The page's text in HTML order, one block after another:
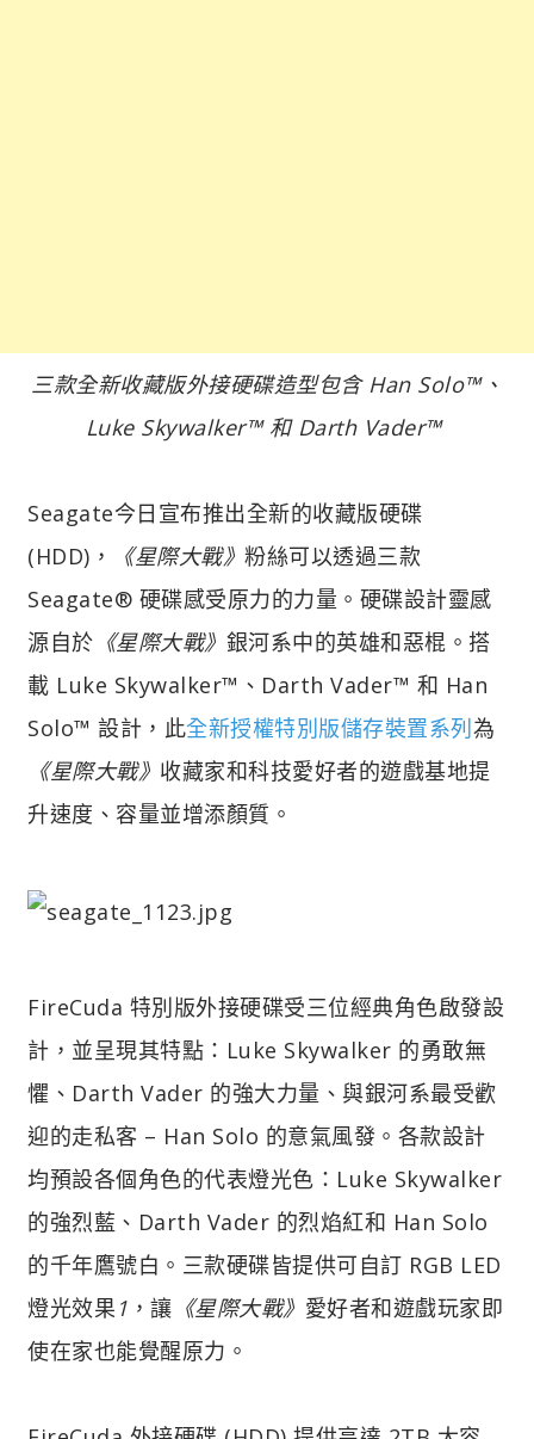
三款全新收藏版外接硬碟造型包含 Han Solo™、
Luke Skywalker™ 和 Darth Vader™
Seagate今日宣布推出全新的收藏版硬碟
(HDD)，
《星際大戰》 粉絲可以透過三款
Seagate® 硬碟感受原力的力量。硬碟設計靈感
源自於 《星際大戰》 銀河系中的英雄和惡棍。搭
載 Luke Skywalker™、Darth Vader™ 和 Han
Solo™ 設計，此全新授權特別版儲存裝置系列為
《星際大戰》 收藏家和科技愛好者的遊戲基地提
升速度、容量並增添顏質。
FireCuda 特別版外接硬碟受三位經典角色啟發設
計，並呈現其特點：Luke Skywalker 的勇敢無
懼、Darth Vader 的強大力量、與銀河系最受歡
迎的走私客 – Han Solo 的意氣風發。各款設計
均預設各個角色的代表燈光色：Luke Skywalker
的強烈藍、Darth Vader 的烈焰紅和 Han Solo
的千年鷹號白。三款硬碟皆提供可自訂 RGB LED
燈光效果 1 ，讓 《星際大戰》 愛好者和遊戲玩家即
使在家也能覺醒原力。